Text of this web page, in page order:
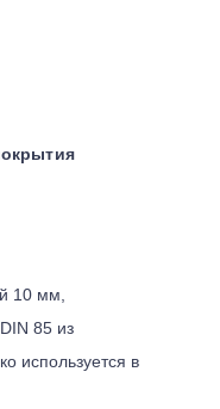
10 мм,
85 из
используется в